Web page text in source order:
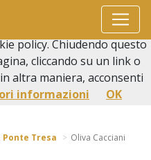
Ponte Tresa Oliva Cacciani
da questo utilizzati si
al funzionamento ed utili
policy. Chiudendo questo
cliccando su un link o
altra maniera, acconsenti
informazioni OK